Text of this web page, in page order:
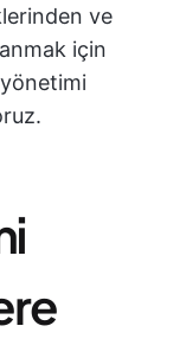
ve
için